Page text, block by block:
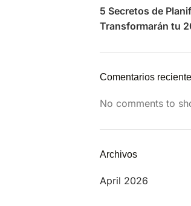
5 Secretos de
Transformarán tu
Comentarios
No comments to
Archivos
April 2026